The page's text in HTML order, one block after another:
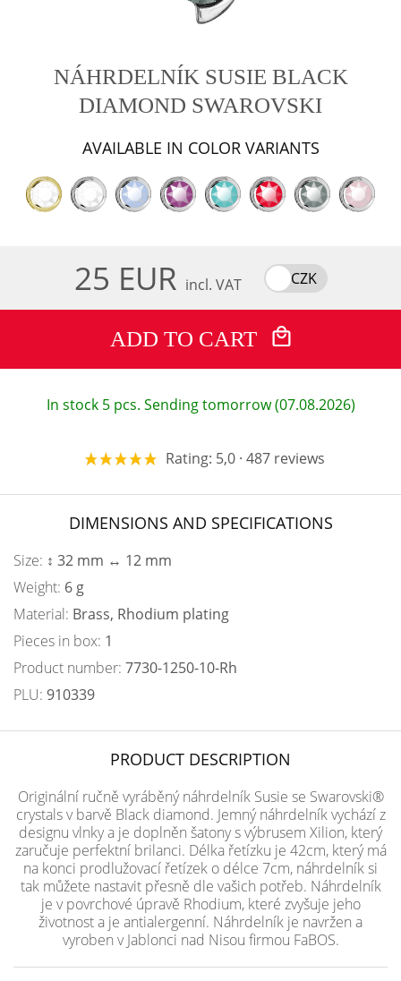
NÁHRDELNÍK SUSIE BLACK
DIAMOND SWAROVSKI
AVAILABLE IN COLOR VARIANTS
25 EUR incl. VAT CZK
ADD TO CART
In stock 5 pcs. Sending tomorrow (07.08.2026)
Rating: 5,0 · 487 reviews
DIMENSIONS AND SPECIFICATIONS
Size: ↕ 32 mm ↔ 12 mm
Weight: 6 g
Material: Brass, Rhodium plating
Pieces in box: 1
Product number: 7730-1250-10-Rh
PLU: 910339
PRODUCT DESCRIPTION
Originální ručně vyráběný náhrdelník Susie se Swarovski®
crystals v barvě Black diamond. Jemný náhrdelník vychází z
designu vlnky a je doplněn šatony s výbrusem Xilion, který
zaručuje perfektní brilanci. Délka řetízku je 42cm, který má
na konci prodlužovací řetízek o délce 7cm, náhrdelník si
tak můžete nastavit přesně dle vašich potřeb. Náhrdelník
je v povrchové úpravě Rhodium, které zvyšuje jeho
životnost a je antialergenní. Náhrdelník je navržen a
vyroben v Jablonci nad Nisou firmou FaBOS.